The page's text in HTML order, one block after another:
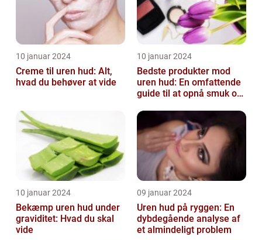
10 januar 2024
Creme til uren hud: Alt,
hvad du behøver at vide
10 januar 2024
Bedste produkter mod
uren hud: En omfattende
guide til at opnå smuk og
10 januar 2024
Bekæmp uren hud under
graviditet: Hvad du skal
vide
09 januar 2024
Uren hud på ryggen: En
dybdegående analyse af
et almindeligt problem